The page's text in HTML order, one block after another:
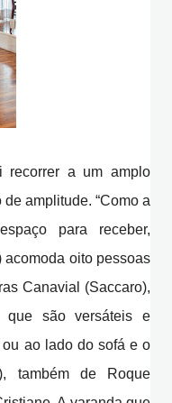
recorrer a um amplo
amplitude. “Como a
para receber,
acomoda oito pessoas
Canavial (Saccaro),
que são versáteis e
ao lado do sofá e o
também de Roque